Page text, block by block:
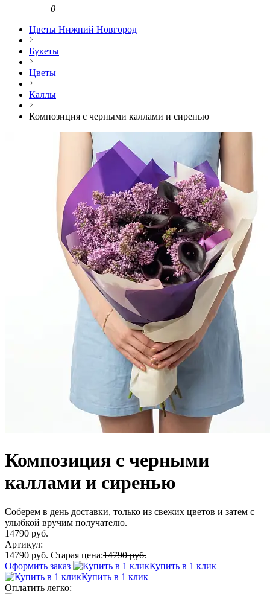
0
Цветы Нижний Новгород
Букеты
Цветы
Каллы
Композиция с черными каллами и сиренью
Композиция с черными
каллами и сиренью
Соберем в день доставки, только из свежих цветов и затем с
улыбкой вручим получателю.
14790 руб.
Артикул:
14790 руб. Старая цена:14790 руб.
Оформить заказ
Купить в 1 клик
Купить в 1 клик
Оплатить легко: